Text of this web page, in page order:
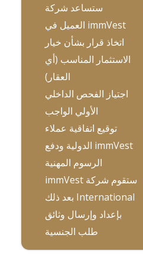
ستساعد شركة
immVest العميل في
اتخاذ قرار بشأن خيار
الاستثمار المناسب (أي
العقار)
اجتياز الفحص الداخلي
الأولي الواجب
توقيع اتفاقية عملاء
immVest الدولية ودفع
الرسوم المهنية
ستقوم شركة immVest
International بعد ذلك
بإعداد وإرسال وثائق
طلب الجنسية